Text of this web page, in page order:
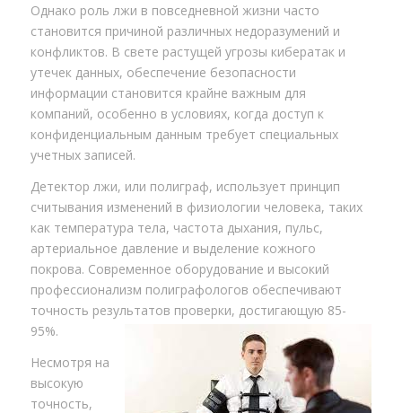
Однако роль лжи в повседневной жизни часто
становится причиной различных недоразумений и
конфликтов. В свете растущей угрозы кибератак и
утечек данных, обеспечение безопасности
информации становится крайне важным для
компаний, особенно в условиях, когда доступ к
конфиденциальным данным требует специальных
учетных записей.
Детектор лжи, или полиграф, использует принцип
считывания изменений в физиологии человека, таких
как температура тела, частота дыхания, пульс,
артериальное давление и выделение кожного
покрова. Современное оборудование и высокий
профессионализм полиграфологов обеспечивают
точность результатов проверки, достигающую 85-
95%.
Несмотря на
высокую
точность,